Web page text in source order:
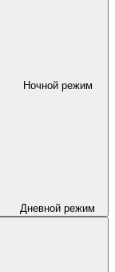
Ночной режим
Дневной режим